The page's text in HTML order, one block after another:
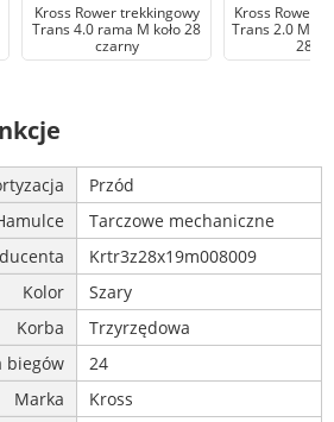
Kross Rower trekkingowy
Trans 4.0 rama M koło 28
czarny
Kross Rower
Trans 2.0
28
Przód
Tarczowe mechaniczne
Krtr3z28x19m008009
Kolor
Szary
Korba
Trzyrzędowa
biegów
24
Marka
Kross